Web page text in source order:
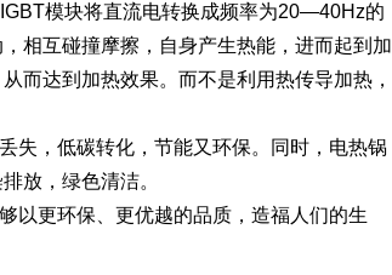
模块将直流电转换成频率为20—40Hz的
相互碰撞摩擦，自身产生热能，进而起到加
而达到加热效果。而不是利用热传导加热，
失，低碳转化，节能又环保。同时，电热锅
放，绿色清洁。
以更环保、更优越的品质，造福人们的生